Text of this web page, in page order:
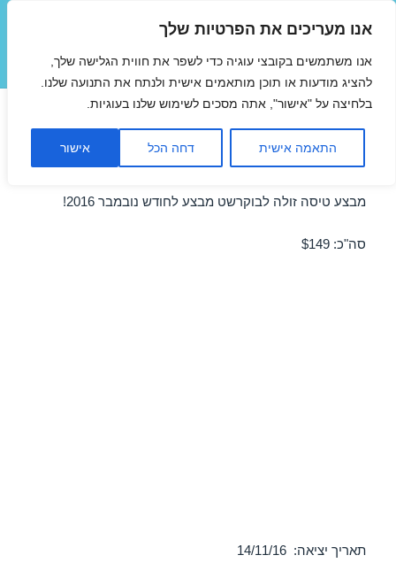
אנו מעריכים את הפרטיות שלך
אנו משתמשים בקובצי עוגיה כדי לשפר את חווית הגלישה שלך,
להציג מודעות או תוכן מותאמים אישית ולנתח את התנועה שלנו.
בלחיצה על "אישור", אתה מסכים לשימוש שלנו בעוגיות.
התאמה אישית דחה הכל אישור
תפריטים
ווידג'טים
טיסות זולות לבוקרשט בנובמבר
14/11/2016
מבצע טיסה זולה לבוקרשט מבצע לחודש נובמבר 2016!
סה"כ: $149
תאריך יציאה: 14/11/16